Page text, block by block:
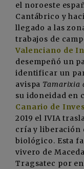
el noroeste
Cantábrico y
llegado a las
trabajos de
Valenciano de
desempeñó un
identificar un
avispa Tamarixia
su idoneidad en
Canario de
2019 el IVIA
cría y liberación
biológico. Esta
vivero de
Tragsatec por